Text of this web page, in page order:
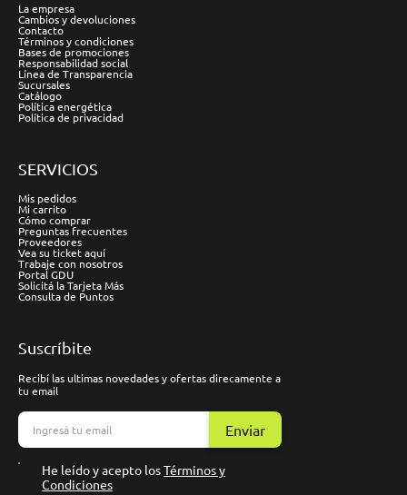
La empresa
Cambios y devoluciones
Contacto
Términos y condiciones
Bases de promociones
Responsabilidad social
Línea de Transparencia
Sucursales
Catálogo
Política energética
Política de privacidad
SERVICIOS
Mis pedidos
Mi carrito
Cómo comprar
Preguntas frecuentes
Proveedores
Vea su ticket aquí
Trabaje con nosotros
Portal GDU
Solicitá la Tarjeta Más
Consulta de Puntos
Suscríbite
Recibí las ultimas novedades y ofertas direcamente a
tu email
Enviar
He leído y acepto losTérminos y
Condiciones